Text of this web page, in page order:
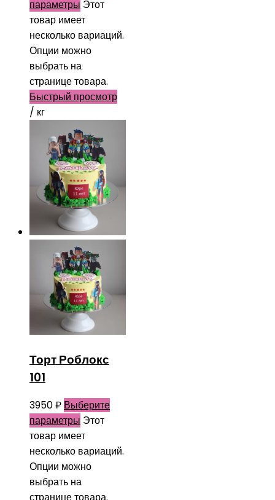
параметры Этот
товар имеет
несколько вариаций.
Опции можно
выбрать на
странице товара.
Быстрый просмотр
/ кг
Торт Роблокс
101
3950₽ Выберите
параметры Этот
товар имеет
несколько вариаций.
Опции можно
выбрать на